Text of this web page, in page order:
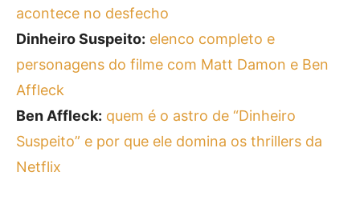
acontece no desfecho
Dinheiro Suspeito: elenco completo e
personagens do filme com Matt Damon e Ben
Affleck
Ben Affleck: quem é o astro de “Dinheiro
Suspeito” e por que ele domina os thrillers da
Netflix